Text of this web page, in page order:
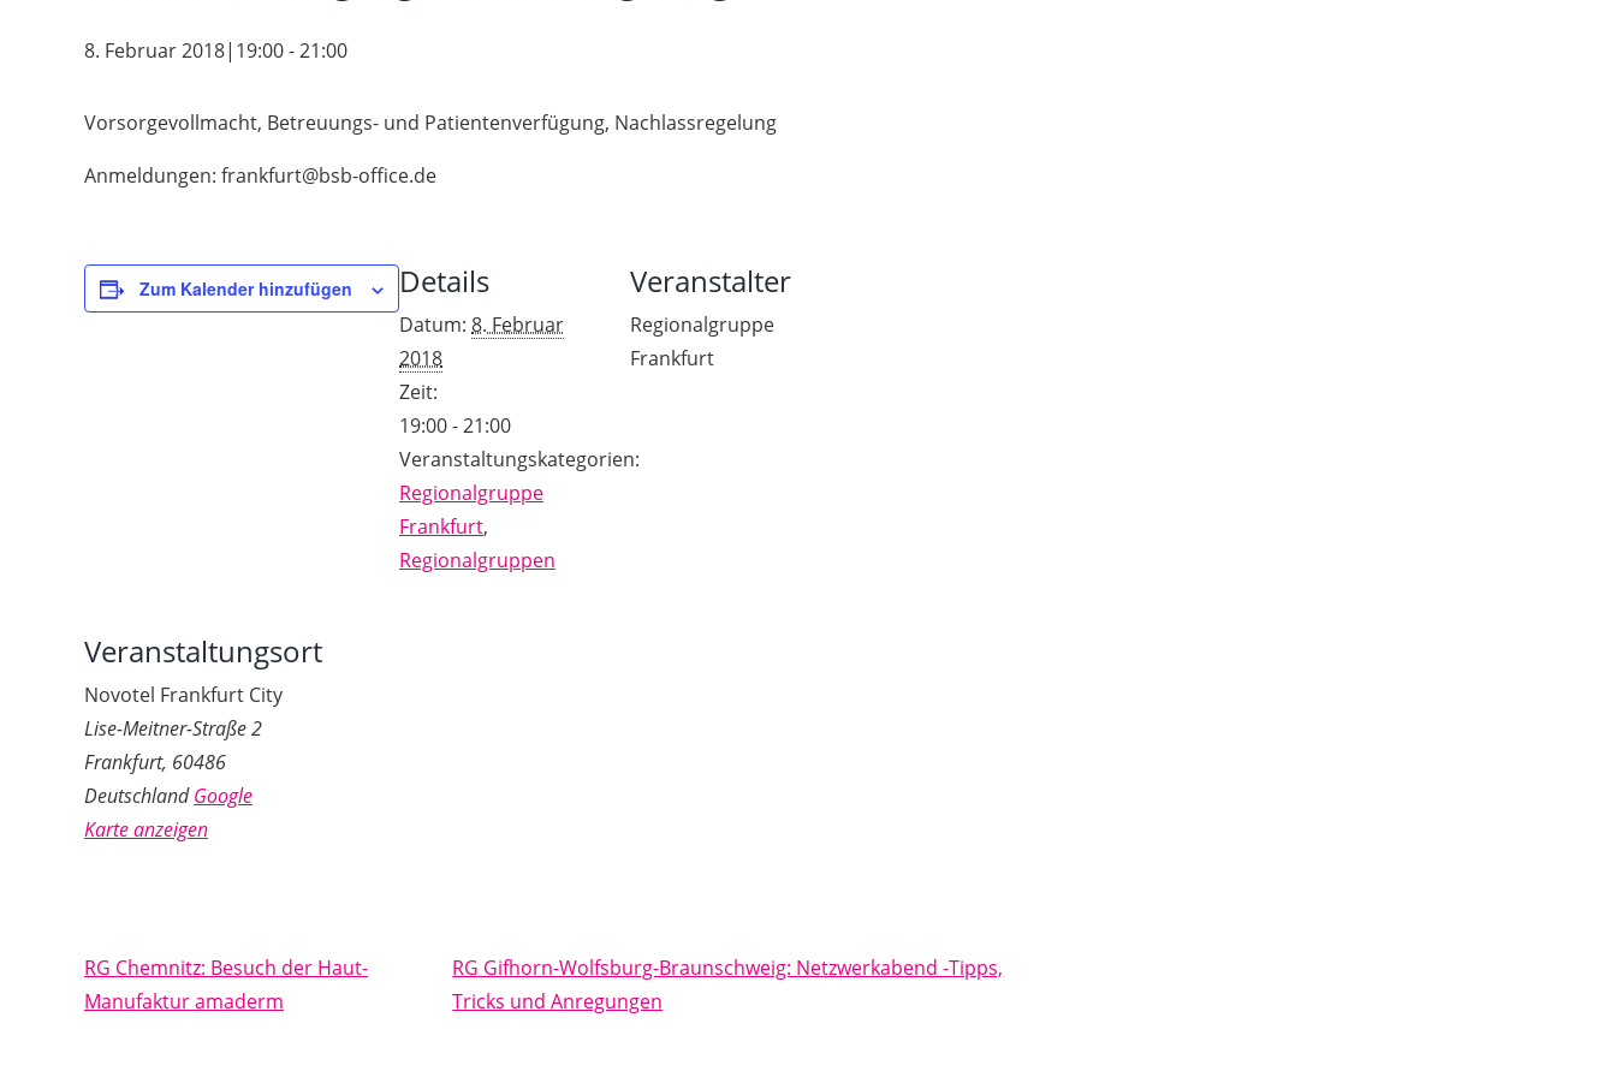
8. Februar 2018|19:00-21:00
Vorsorgevollmacht, Betreuungs- und Patientenverfügung, Nachlassregelung
Anmeldungen: frankfurt@bsb-office.de
Zum Kalender hinzufügen Details
Datum: 8. Februar
2018
Zeit:
19:00 - 21:00
Veranstaltungskategorien:
Regionalgruppe
Frankfurt,
Regionalgruppen
Veranstalter
Regionalgruppe
Frankfurt
Veranstaltungsort
Novotel Frankfurt City
Lise-Meitner-Straße 2
Frankfurt, 60486
Deutschland Google
Karte anzeigen
RG Chemnitz: Besuch der Haut-
Manufaktur amaderm
RG Gifhorn-Wolfsburg-Braunschweig: Netzwerkabend -Tipps,
Tricks und Anregungen